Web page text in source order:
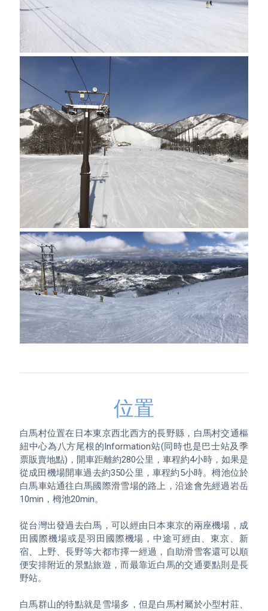
位置
白馬村位置在日本東京西北西方的長野縣，白馬村交通樞
紐中心為八方尾根的Information站(同時也是巴士站及季
票販賣地點)，開車距離約280公里，車程約4小時，如果是
從成田機場開車過去約350公里，車程約5小時。栂池位於
白馬車站通往白馬國際滑雪場的路上，沿途會先經過岩岳
10min，栂池20min。
從台灣出發過去白馬，可以經由日本東京的兩座機場，成
田國際機場或是羽田國際機場，中途可經由、東京、新
宿、上野、長野等大都市擇一經過，自助滑雪客還可以順
便安排附近的景點旅遊，而最靠近白馬的交通要點則是長
野站。
白馬群山的特點就是雪場多，但是白馬村屬於小型村莊、